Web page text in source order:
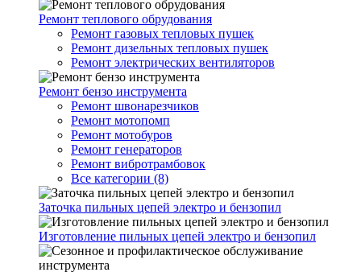
Ремонт теплового обрудования
Ремонт газовых тепловых пушек
Ремонт дизельных тепловых пушек
Ремонт электрических вентиляторов
Ремонт бензо инструмента
Ремонт швонарезчиков
Ремонт мотопомп
Ремонт мотобуров
Ремонт генераторов
Ремонт вибротрамбовок
Все категории (8)
Заточка пильных цепей электро и бензопил
Изготовление пильных цепей электро и бензопил